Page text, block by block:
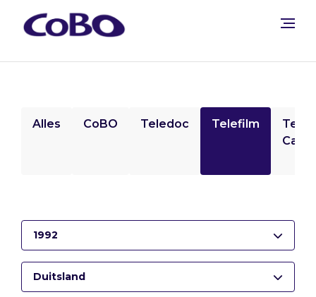
Alles CoBO Teledoc Telefilm
1992
Duitsland